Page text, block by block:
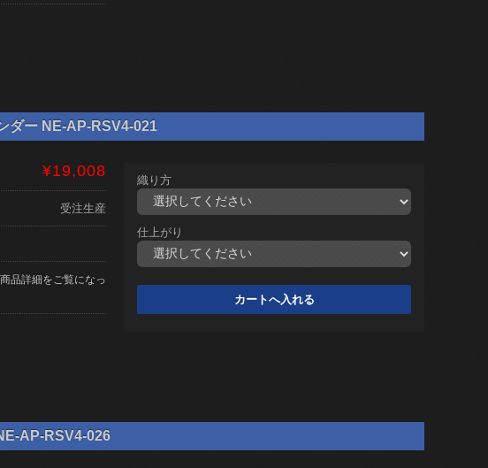
ダー NE-AP-RSV4-021
¥19,008
受注生産
品詳細をご覧になっ
織り方
仕上がり
AP-RSV4-026